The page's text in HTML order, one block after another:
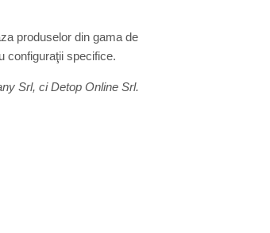
produselor din gama de
configuraţii specifice.
Srl, ci Detop Online Srl.